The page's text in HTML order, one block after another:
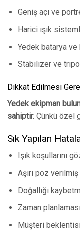
Geniş açı ve
Harici ışık
Yedek batarya ve
Stabilizer ve
Dikkat Edilmesi
Yedek ekipman
sahiptir. Çünkü özel
Sık Yapılan
Işık koşullarını
Aşırı poz
Doğallığı
Zaman
Müşteri